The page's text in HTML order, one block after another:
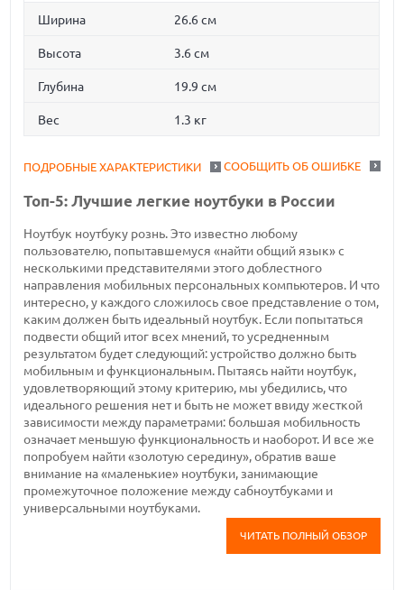
Ширина 26.6 см
Высота 3.6 см
Глубина 19.9 см
Вес 1.3 кг
СООБЩИТЬ ОБ ОШИБКЕ
ПОДРОБНЫЕ ХАРАКТЕРИСТИКИ
Топ-5: Лучшие легкие ноутбуки в России
Ноутбук ноутбуку рознь. Это известно любому
пользователю, попытавшемуся «найти общий язык» с
несколькими представителями этого доблестного
направления мобильных персональных компьютеров. И что
интересно, у каждого сложилось свое представление о том,
каким должен быть идеальный ноутбук. Если попытаться
подвести общий итог всех мнений, то усредненным
результатом будет следующий: устройство должно быть
мобильным и функциональным. Пытаясь найти ноутбук,
удовлетворяющий этому критерию, мы убедились, что
идеального решения нет и быть не может ввиду жесткой
зависимости между параметрами: большая мобильность
означает меньшую функциональность и наоборот. И все же
попробуем найти «золотую середину», обратив ваше
внимание на «маленькие» ноутбуки, занимающие
промежуточное положение между сабноутбуками и
универсальными ноутбуками.
ЧИТАТЬ ПОЛНЫЙ ОБЗОР